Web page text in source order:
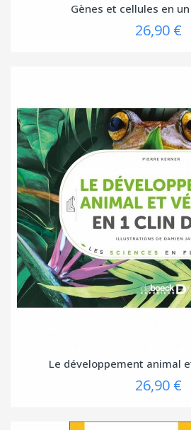
Gènes et cellules en
26,90 €
Le développement animal
26,90 €